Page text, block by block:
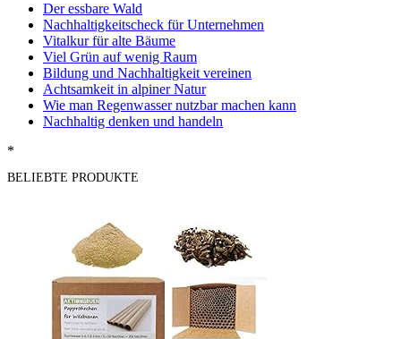
Der essbare Wald
Nachhaltigkeitscheck für Unternehmen
Vitalkur für alte Bäume
Viel Grün auf wenig Raum
Bildung und Nachhaltigkeit vereinen
Achtsamkeit in alpiner Natur
Wie man Regenwasser nutzbar machen kann
Nachhaltig denken und handeln
*
BELIEBTE PRODUKTE